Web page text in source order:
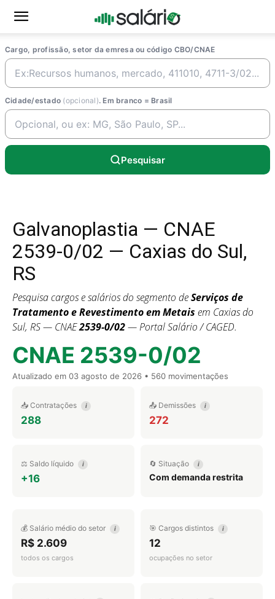
Cargo, profissão, setor da emresa ou código CBO/CNAE
Cidade/estado (opcional). Em branco = Brasil
Pesquisar
Galvanoplastia — CNAE
2539-0/02 — Caxias do Sul,
RS
Pesquisa cargos e salários do segmento deServiços de
Tratamento e Revestimento em Metais em Caxias do
Sul, RS — CNAE2539-0/02— Portal Salário / CAGED.
CNAE 2539-0/02
Atualizado em 03 agosto de 2026 • 560 movimentações
📥 Contratações i
288
📤 Demissões i
272
⚖️ Saldo líquido i
+16
🔄 Situação i
Com demanda restrita
💰 Salário médio do setor i
R$ 2.609
todos os cargos
🎯 Cargos distintos i
12
ocupações no setor